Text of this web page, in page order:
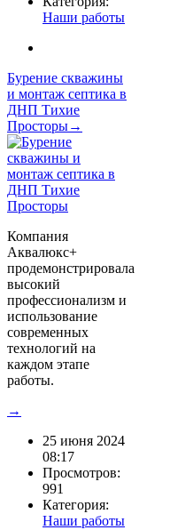
Наши работы
Бурение скважины
и монтаж септика в
ДНП Тихие
Просторы→
Компания
Аквалюкс+
продемонстрировала
высокий
профессионализм и
использование
современных
технологий на
каждом этапе
работы.
→
25 июня 2024
08:17
Просмотров:
991
Категория:
Наши работы